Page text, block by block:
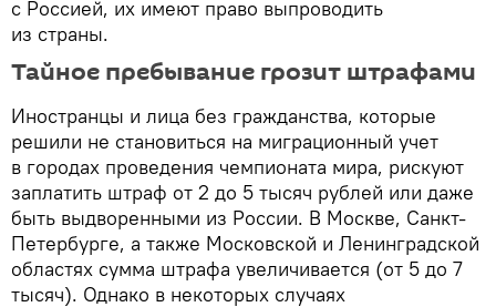
с Россией, их имеют право выпроводить
из страны.
Тайное пребывание грозит штрафами
Иностранцы и лица без гражданства, которые
решили не становиться на миграционный учет
в городах проведения чемпионата мира, рискуют
заплатить штраф от 2 до 5 тысяч рублей или даже
быть выдворенными из России. В Москве, Санкт-
Петербурге, а также Московской и Ленинградской
областях сумма штрафа увеличивается (от 5 до 7
тысяч). Однако в некоторых случаях